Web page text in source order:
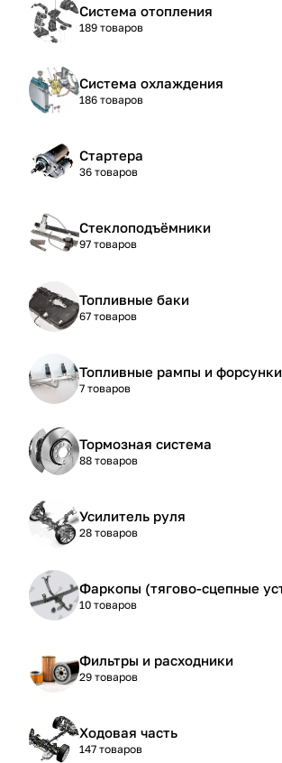
Система отопления
189 товаров
Система охлаждения
186 товаров
Стартера
36 товаров
Стеклоподъёмники
97 товаров
Топливные баки
67 товаров
Топливные рампы и форсунки
7 товаров
Тормозная система
88 товаров
Усилитель руля
28 товаров
Фаркопы (тягово-сцепные
10 товаров
Фильтры и расходники
29 товаров
Ходовая часть
147 товаров